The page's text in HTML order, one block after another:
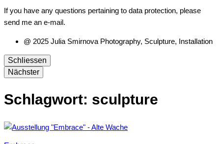
If you have any questions pertaining to data protection, please
send me an e-mail.
@ 2025 Julia Smirnova Photography, Sculpture, Installation
Schliessen
Nächster
Schlagwort: sculpture